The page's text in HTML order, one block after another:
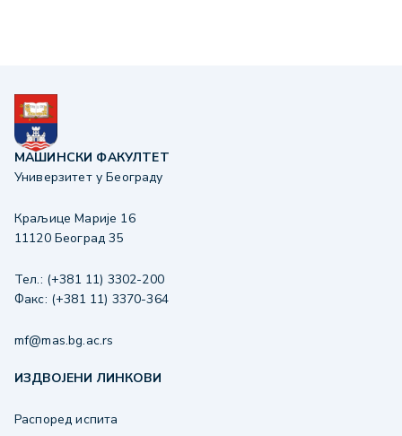
МАШИНСКИ ФАКУЛТЕТ
Универзитет у Београду
Краљице Марије 16
11120 Београд 35
Тел.: (+381 11) 3302-200
Факс: (+381 11) 3370-364
mf@mas.bg.ac.rs
ИЗДВОЈЕНИ ЛИНКОВИ
Распоред испита